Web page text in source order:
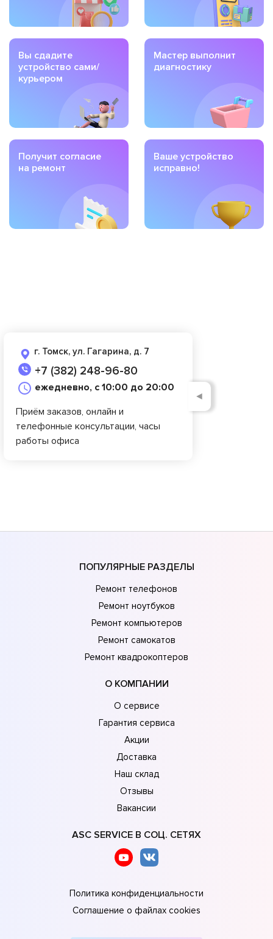
Вы сдадите
устройство сами/
курьером
Мастер выполнит
диагностику
Получит согласие
на ремонт
Ваше устройство
исправно!
г. Томск, ул. Гагарина, д. 7
+7 (382) 248-96-80
ежедневно, с 10:00 до 20:00
Приём заказов, онлайн и
телефонные консультации, часы
работы офиса
◄
ПОПУЛЯРНЫЕ РАЗДЕЛЫ
Ремонт телефонов
Ремонт ноутбуков
Ремонт компьютеров
Ремонт самокатов
Ремонт квадрокоптеров
О КОМПАНИИ
О сервисе
Гарантия сервиса
Акции
Доставка
Наш склад
Отзывы
Вакансии
ASC SERVICE В СОЦ. СЕТЯХ
Политика конфиденциальности
Соглашение о файлах cookies